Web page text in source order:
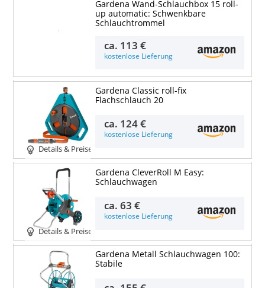
Gardena Wand-Schlauchbox 15 roll-
up automatic: Schwenkbare
Schlauchtrommel
ca. 113 €
kostenlose Lieferung
Details & Preise
Gardena Classic roll-fix
Flachschlauch 20
ca. 124 €
kostenlose Lieferung
Details & Preise
Gardena CleverRoll M Easy:
Schlauchwagen
ca.63 €
kostenlose Lieferung
Gardena Metall Schlauchwagen 100:
Stabile